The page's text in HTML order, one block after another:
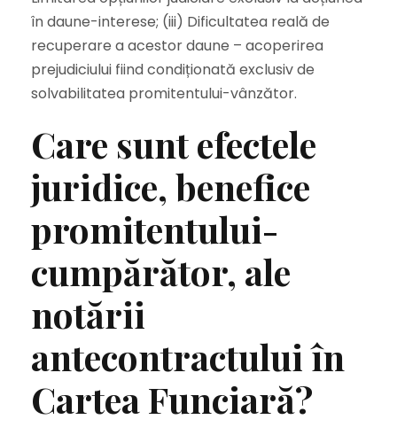
în daune-interese; (iii) Dificultatea reală de
recuperare a acestor daune – acoperirea
prejudiciului fiind condiționată exclusiv de
solvabilitatea promitentului-vânzător.
Care sunt efectele
juridice, benefice
promitentului-
cumpărător, ale
notării
antecontractului în
Cartea Funciară?